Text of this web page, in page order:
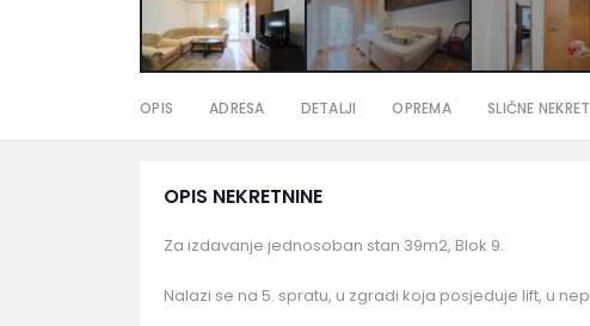
OPIS ADRESA DETALJI OPREMA SLIČNE
OPIS NEKRETNINE
Za izdavanje jednosoban stan 39m2, Blok 9.
Nalazi se na 5. spratu, u zgradi koja posjeduje lift, u